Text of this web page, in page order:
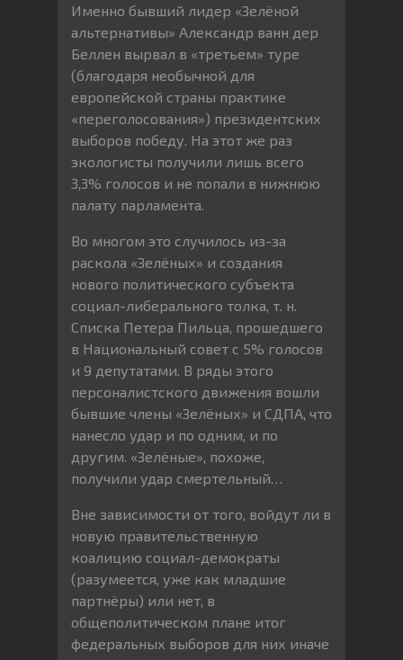
Именно бывший лидер «Зелёной
альтернативы» Александр ванн дер
Беллен вырвал в «третьем» туре
(благодаря необычной для
европейской страны практике
«переголосования») президентских
выборов победу. На этот же раз
экологисты получили лишь всего
3,3% голосов и не попали в нижнюю
палату парламента.
Во многом это случилось из-за
раскола «Зелёных» и создания
нового политического субъекта
социал-либерального толка, т. н.
Списка Петера Пильца, прошедшего
в Национальный совет с 5% голосов
и 9 депутатами. В ряды этого
персоналистского движения вошли
бывшие члены «Зелёных» и СДПА, что
нанесло удар и по одним, и по
другим. «Зелёные», похоже,
получили удар смертельный…
Вне зависимости от того, войдут ли в
новую правительственную
коалицию социал-демократы
(разумеется, уже как младшие
партнёры) или нет, в
общеполитическом плане итог
федеральных выборов для них иначе